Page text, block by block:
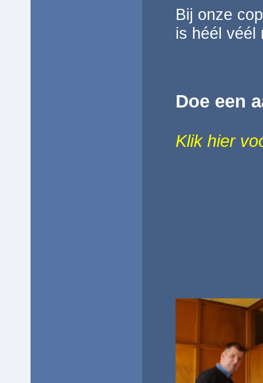
Bij onze
is héél véél
Doe een
Klik hier